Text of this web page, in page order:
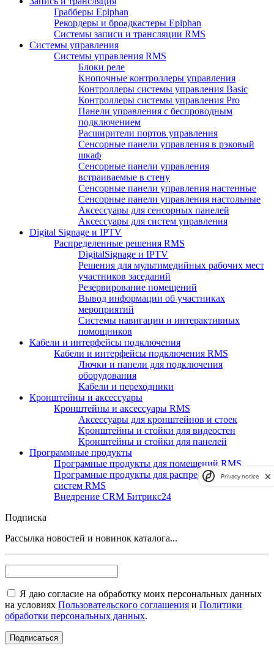
Грабберы Epiphan
Рекордеры и броадкастеры Epiphan
Системы записи и трансляции RMS
Системы управления
Системы управления RMS
Блоки реле
Кнопочные контроллеры управления
Контроллеры системы управления Basic
Контроллеры системы управления Pro
Панели управления с беспроводным
подключением
Расширители портов управления
Сенсорные панели управления в рэковый
шкаф
Сенсорные панели управления
встраиваемые в стену
Сенсорные панели управления настенные
Сенсорные панели управления настольные
Аксессуары для сенсорных панелей
Аксессуары для систем управления
Digital Signage и IPTV
Распределенные решения RMS
DigitalSignage и IPTV
Решения для мультимедийных рабочих мест
участников заседаний
Резервирование помещений
Вывод информации об участниках
мероприятий
Системы навигации и интерактивных
помощников
Кабели и интерфейсы подключения
Кабели и интерфейсы подключения RMS
Лючки и панели для подключения
оборудования
Кабели и переходники
Кронштейны и аксессуары
Кронштейны и аксессуары RMS
Аксессуары для кронштейнов и стоек
Кронштейны и стойки для видеостен
Кронштейны и стойки для панелей
Программные продукты
Програмные продукты для помещений RMS
Програмные продукты для распределенных
систем RMS
Внедрение CRM Битрикс24
Подписка
Рассылка новостей и новинок каталога...
Я даю согласие на обработку моих персональных данных
на условиях Пользовательского соглашения и Политики
обработки персональных данных.
Privacy notice